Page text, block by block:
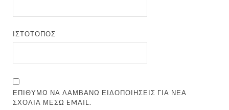
ΙΣΤΌΤΟΠΟΣ
ΕΠΙΘΥΜΏ ΝΑ ΛΑΜΒΆΝΩ ΕΙΔΟΠΟΙΉΣΕΙΣ ΓΙΑ ΝΈΑ
ΣΧΌΛΙΑ ΜΈΣΩ EMAIL.